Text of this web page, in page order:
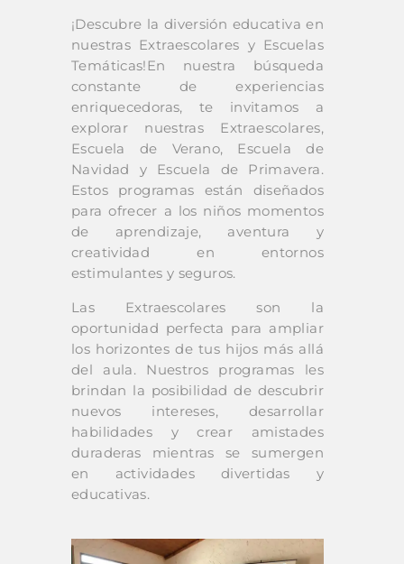
¡Descubre la diversión educativa en
nuestras Extraescolares y Escuelas
Temáticas!En nuestra búsqueda
constante de experiencias
enriquecedoras, te invitamos a
explorar nuestras Extraescolares,
Escuela de Verano, Escuela de
Navidad y Escuela de Primavera.
Estos programas están diseñados
para ofrecer a los niños momentos
de aprendizaje, aventura y
creatividad en entornos
estimulantes y seguros.
Las Extraescolares son la
oportunidad perfecta para ampliar
los horizontes de tus hijos más allá
del aula. Nuestros programas les
brindan la posibilidad de descubrir
nuevos intereses, desarrollar
habilidades y crear amistades
duraderas mientras se sumergen
en actividades divertidas y
educativas.